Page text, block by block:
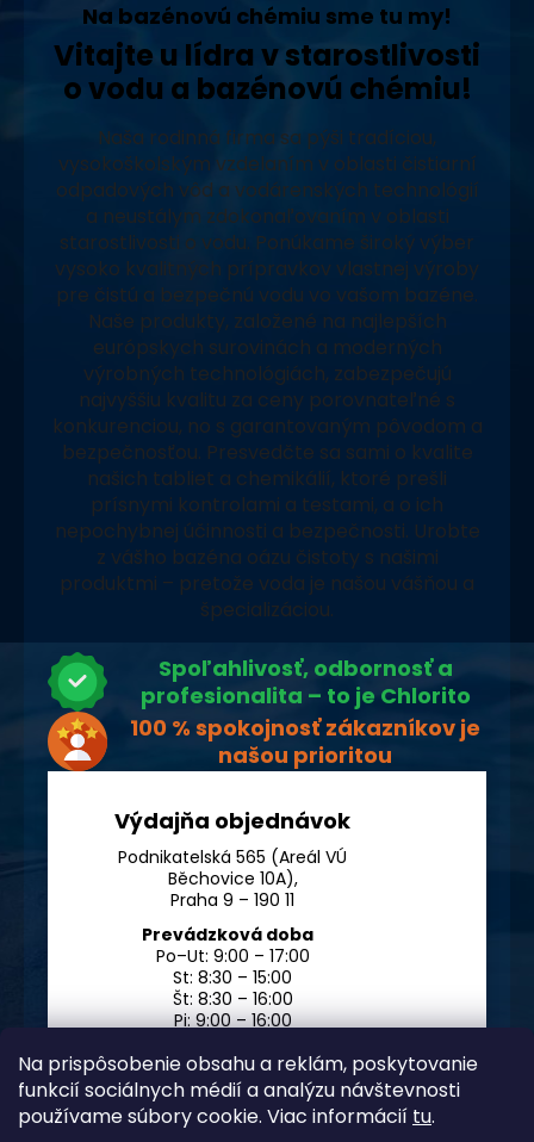
Na prispôsobenie obsahu a reklám, poskytovanie
funkcií sociálnych médií a analýzu návštevnosti
používame súbory cookie. Viac informácií tu.
Na bazénovú chémiu sme tu my!
Vitajte u lídra v starostlivosti
o vodu a bazénovú chémiu!
Naša rodinná firma sa pýši tradíciou,
vysokoškolským vzdelaním v oblasti čistiarní
odpadových vôd a vodárenských technológií
a neustálym zdokonaľovaním v oblasti
starostlivosti o vodu. Ponúkame široký výber
vysoko kvalitných prípravkov vlastnej výroby
pre čistú a bezpečnú vodu vo vašom bazéne.
Naše produkty, založené na najlepších
európskych surovinách a moderných
výrobných technológiách, zabezpečujú
najvyššiu kvalitu za ceny porovnateľné s
konkurenciou, no s garantovaným pôvodom a
bezpečnosťou. Presvedčte sa sami o kvalite
našich tabliet a chemikálií, ktoré prešli
prísnymi kontrolami a testami, a o ich
nepochybnej účinnosti a bezpečnosti. Urobte
z vášho bazéna oázu čistoty s našimi
produktmi – pretože voda je našou vášňou a
špecializáciou.
Spoľahlivosť, odbornosť a
profesionalita – to je Chlorito
100 % spokojnosť zákazníkov je
našou prioritou
Výdajňa objednávok
Podnikatelská 565 (Areál VÚ
Běchovice 10A),
Praha 9 – 190 11
Prevádzková doba
Po–Ut: 9:00 – 17:00
St: 8:30 – 15:00
Št: 8:30 – 16:00
Pi: 9:00 – 16:00